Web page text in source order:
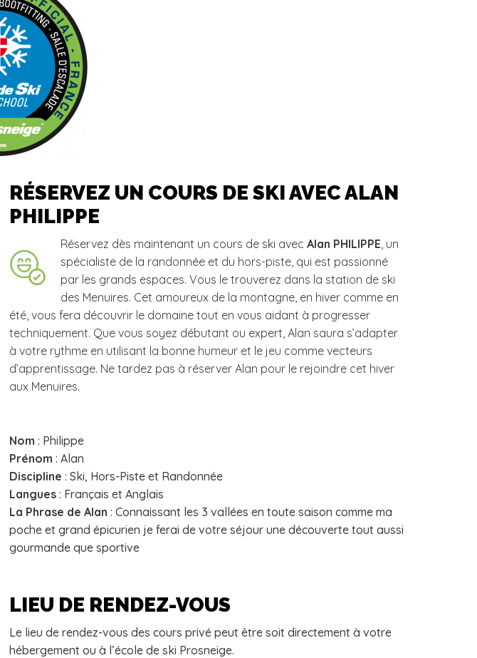
RÉSERVEZ UN COURS DE SKI AVEC ALAN
PHILIPPE
Réservez dès maintenant un cours de ski avec Alan PHILIPPE, un
spécialiste de la randonnée et du hors-piste, qui est passionné
par les grands espaces. Vous le trouverez dans la station de ski
des Menuires. Cet amoureux de la montagne, en hiver comme en
été, vous fera découvrir le domaine tout en vous aidant à progresser
techniquement. Que vous soyez débutant ou expert, Alan saura s’adapter
à votre rythme en utilisant la bonne humeur et le jeu comme vecteurs
d’apprentissage. Ne tardez pas à réserver Alan pour le rejoindre cet hiver
aux Menuires.
Nom : Philippe
Prénom : Alan
Discipline : Ski, Hors-Piste et Randonnée
Langues : Français et Anglais
La Phrase de Alan : Connaissant les 3 vallées en toute saison comme ma
poche et grand épicurien je ferai de votre séjour une découverte tout aussi
gourmande que sportive
LIEU DE RENDEZ-VOUS
Le lieu de rendez-vous des cours privé peut être soit directement à votre
hébergement ou à l’école de ski Prosneige.